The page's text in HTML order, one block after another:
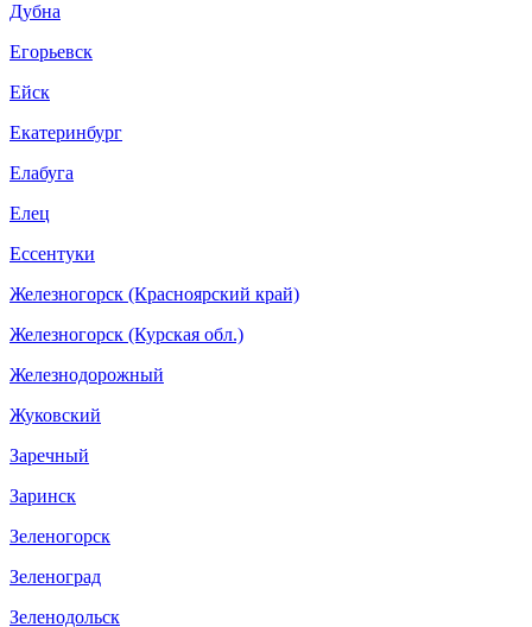
Дубна
Егорьевск
Ейск
Екатеринбург
Елабуга
Елец
Ессентуки
Железногорск (Красноярский край)
Железногорск (Курская обл.)
Железнодорожный
Жуковский
Заречный
Заринск
Зеленогорск
Зеленоград
Зеленодольск